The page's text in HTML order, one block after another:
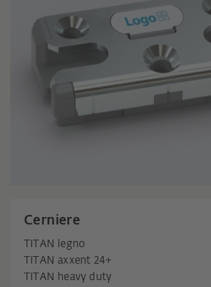
Cerniere
TITAN legno
TITAN axxent 24+
TITAN heavy duty